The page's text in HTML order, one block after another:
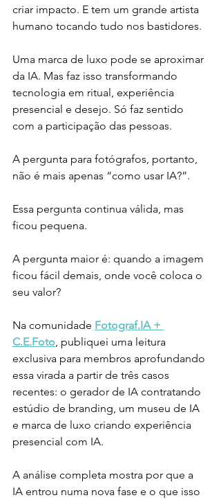
criar impacto. E tem um grande artista
humano tocando tudo nos bastidores.
Uma marca de luxo pode se aproximar
da IA. Mas faz isso transformando
tecnologia em ritual, experiência
presencial e desejo. Só faz sentido
com a participação das pessoas.
A pergunta para fotógrafos, portanto,
não é mais apenas “como usar IA?”.
Essa pergunta continua válida, mas
ficou pequena.
A pergunta maior é: quando a imagem
ficou fácil demais, onde você coloca o
seu valor?
Na comunidade Fotograf.IA +
C.E.Foto , publiquei uma leitura
exclusiva para membros aprofundando
essa virada a partir de três casos
recentes: o gerador de IA contratando
estúdio de branding, um museu de IA
e marca de luxo criando experiência
presencial com IA.
A análise completa mostra por que a
IA entrou numa nova fase e o que isso